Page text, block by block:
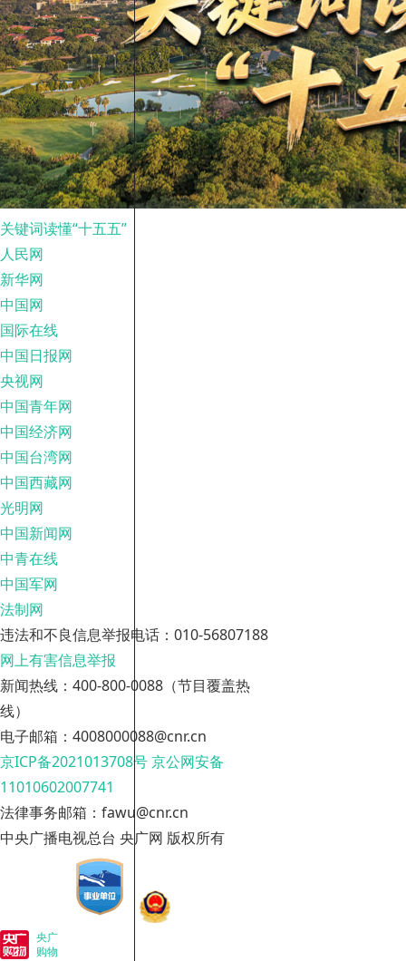
关键词读懂“十五五”
人民网
新华网
中国网
国际在线
中国日报网
央视网
中国青年网
中国经济网
中国台湾网
中国西藏网
光明网
中国新闻网
中青在线
中国军网
法制网
违法和不良信息举报电话：010-56807188
网上有害信息举报
新闻热线：400-800-0088（节目覆盖热
线）
电子邮箱：4008000088@cnr.cn
京ICP备2021013708号京公网安备
11010602007741
法律事务邮箱：fawu@cnr.cn
中央广播电视总台 央广网 版权所有
央广
购物